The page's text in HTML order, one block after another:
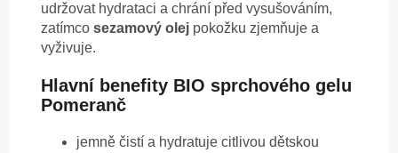
udržovat hydrataci a chrání před vysušováním,
zatímco sezamový olej pokožku zjemňuje a
vyživuje.
Hlavní benefity BIO sprchového gelu
Pomeranč
jemně čistí a hydratuje citlivou dětskou